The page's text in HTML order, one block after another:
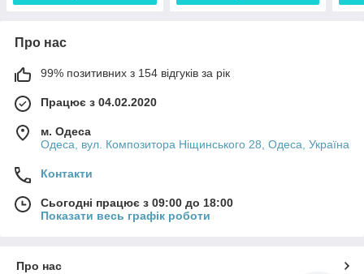
Про нас
99% позитивних з 154 відгуків за рік
Працює з 04.02.2020
м. Одеса
Одеса, вул. Композитора Ніщинського 28, Одеса, Україна
Контакти
Сьогодні працює з 09:00 до 18:00
Показати весь графік роботи
Про нас